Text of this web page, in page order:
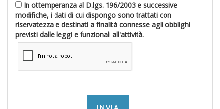
In ottemperanza al D.lgs. 196/2003 e successive
modifiche, i dati di cui dispongo sono trattati con
riservatezza e destinati a finalità connesse agli obblighi
previsti dalle leggi e funzionali all'attività.